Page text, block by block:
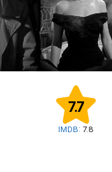
7.7
IMDB: 7.8